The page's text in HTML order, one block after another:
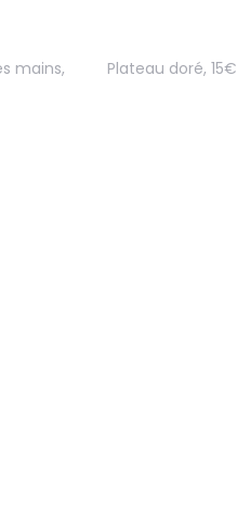
mains,
Plateau doré, 15€